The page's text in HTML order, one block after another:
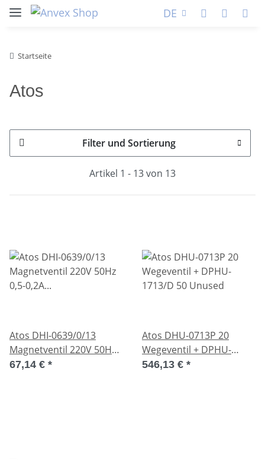
DE
Startseite
Atos
Filter und Sortierung
Artikel 1 - 13 von 13
Atos DHI-0639/0/13
Magnetventil 220V 50Hz
0,5-0,2A Klasse:H Used
67,14 € *
Atos DHU-0713P 20
Wegeventil + DPHU-
1713/D 50 Unused
546,13 € *